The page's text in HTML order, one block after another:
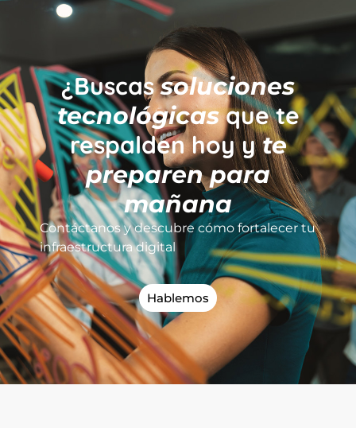
¿Buscassoluciones
tecnológicasque te
respalden hoy yte
preparen para
mañana
Contáctanos y descubre cómo fortalecer tu
infraestructura digital
Hablemos